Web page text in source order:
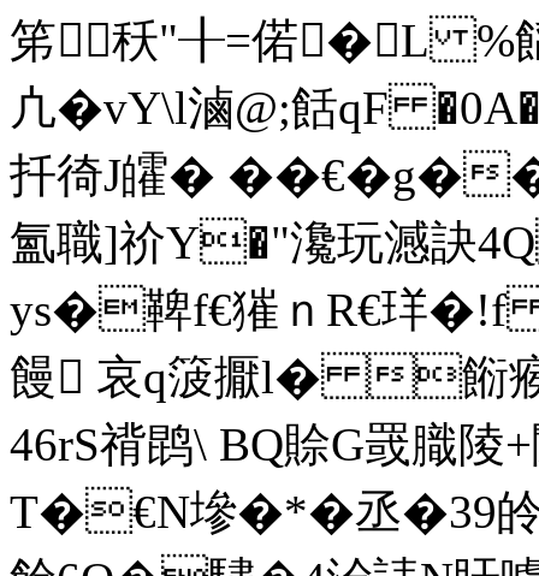
笫秗"╂=偌�L %饀
凣�vY\l滷@;餂qF
扦徛J皬� ��€�g�
氳職]祄Y�"瀺玩澸訣
ys�鞞f€獕ｎR€珜
饅 哀q箥擫l� 餰瘊
46rS禙鹍\ BQ賒G罭膱
T�€N墋�*�丞